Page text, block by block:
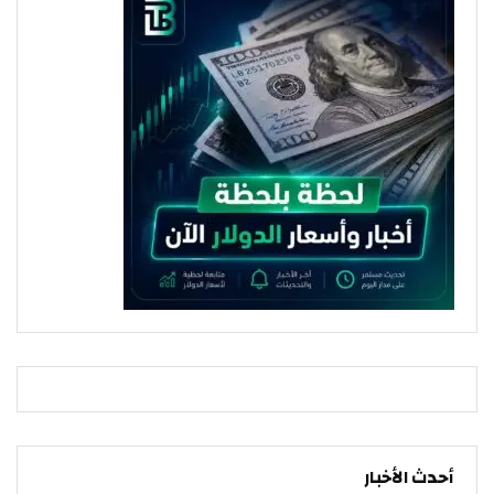
أحدث الأخبار